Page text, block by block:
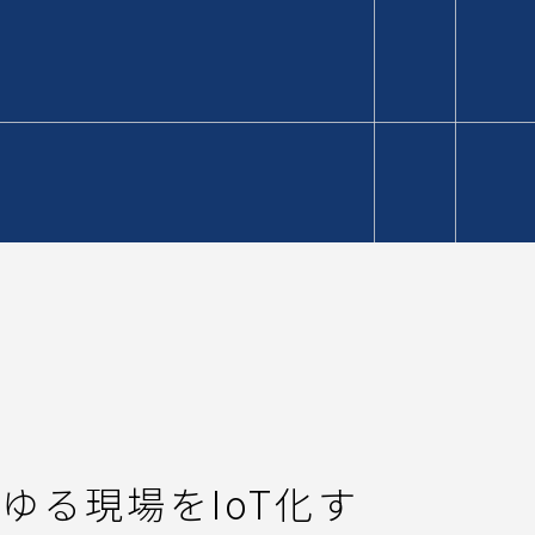
る現場をIoT化す